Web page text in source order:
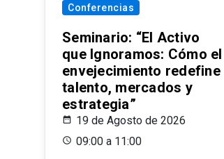
Conferencias
Seminario: “El Activo
que Ignoramos: Cómo el
envejecimiento redefine
talento, mercados y
estrategia”
19 de Agosto de 2026
09:00 a 11:00